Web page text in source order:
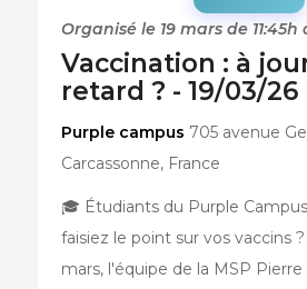
Organisé le 19 mars de 11:45h
Vaccination : à
retard ? - 19/03/26
Purple campus 705 avenue
Carcassonne, France
🎓 Étudiants du Purple
faisiez le point sur vos vaccins
mars, l'équipe de la MSP